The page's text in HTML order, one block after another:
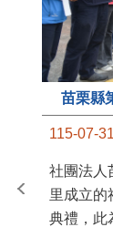
苗栗縣
115-07-31
社團法人
里成立的
典禮，此